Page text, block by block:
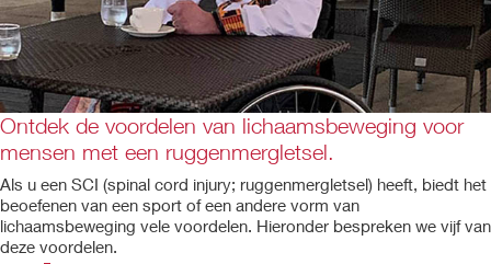
Ontdek de voordelen van lichaamsbeweging voor
mensen met een ruggenmergletsel.
Als u een SCI (spinal cord injury; ruggenmergletsel) heeft, biedt het
beoefenen van een sport of een andere vorm van
lichaamsbeweging vele voordelen. Hieronder bespreken we vijf van
deze voordelen.